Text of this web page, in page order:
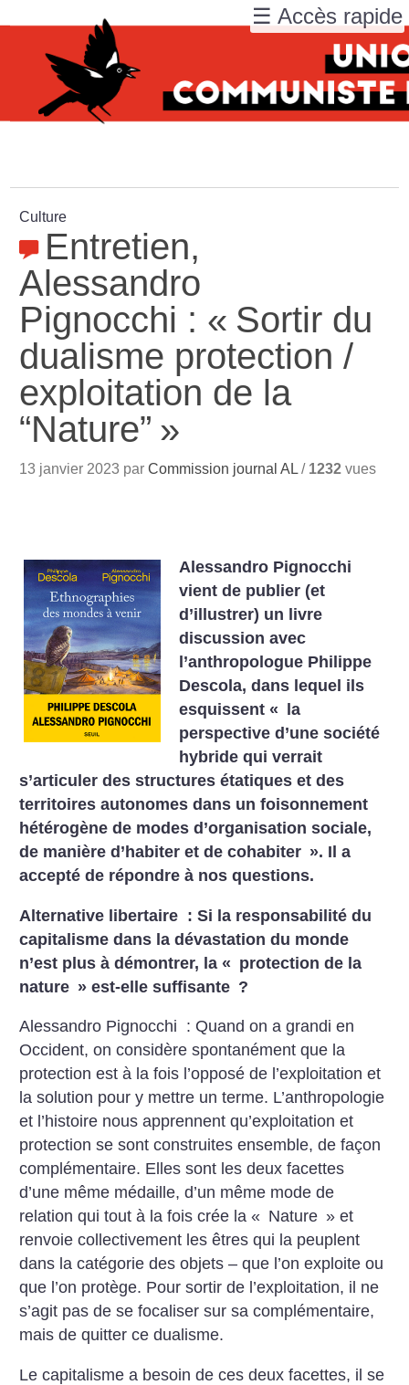
Culture
Entretien,
Alessandro
Pignocchi : « Sortir du
dualisme protection /
exploitation de la
“Nature” »
13 janvier 2023 parCommission journal AL / 1232 vues
Alessandro Pignocchi
vient de publier (et
d’illustrer) un livre
discussion avec
l’anthropologue Philippe
Descola, dans lequel ils
esquissent «
la
perspective d’une société
hybride qui verrait
s’articuler des structures étatiques et des
territoires autonomes dans un foisonnement
hétérogène de modes d’organisation sociale,
de manière d’habiter et de cohabiter ». Il a
accepté de répondre à nos questions.
Alternative libertaire : Si la responsabilité du
capitalisme dans la dévastation du monde
n’est plus à démontrer, la « protection de la
nature » est-elle suffisante ?
Alessandro Pignocchi : Quand on a grandi en
Occident, on considère spontanément que la
protection est à la fois l’opposé de l’exploitation et
la solution pour y mettre un terme. L’anthropologie
et l’histoire nous apprennent qu’exploitation et
protection se sont construites ensemble, de façon
complémentaire. Elles sont les deux facettes
d’une même médaille, d’un même mode de
relation qui tout à la fois crée la « Nature » et
renvoie collectivement les êtres qui la peuplent
dans la catégorie des objets – que l’on exploite ou
que l’on protège. Pour sortir de l’exploitation, il ne
s’agit pas de se focaliser sur sa complémentaire,
mais de quitter ce dualisme.
Le capitalisme a besoin de ces deux facettes, il se
☰ Accès rapide